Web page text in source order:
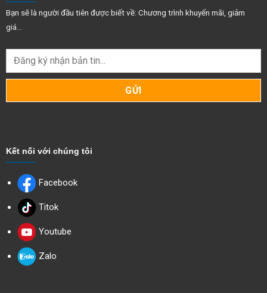
Bạn sẽ là người đầu tiên được biết về: Chương trình khuyến mãi, giảm
giá...
Kết nối với chúng tôi
Facebook
Titok
Youtube
Zalo